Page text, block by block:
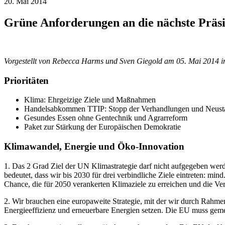
Grüne Anforderungen an die nächste
Vorgestellt von Rebecca Harms und Sven Giegold am 05. Mai 2014
Prioritäten
Klima: Ehrgeizige Ziele und Maßnahmen
Handelsabkommen TTIP: Stopp der Verhandlungen und
Gesundes Essen ohne Gentechnik und Agrarreform
Paket zur Stärkung der Europäischen Demokratie
Klimawandel, Energie und Öko-Innovation
1. Das 2 Grad Ziel der UN Klimastrategie darf nicht aufgegeben
bedeutet, dass wir bis 2030 für drei verbindliche Ziele eintreten:
Chance, die für 2050 verankerten Klimaziele zu erreichen und die
2. Wir brauchen eine europaweite Strategie, mit der wir durch
Energieeffizienz und erneuerbare Energien setzen. Die EU muss